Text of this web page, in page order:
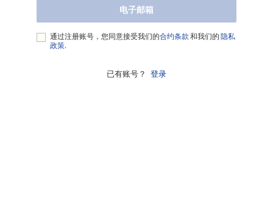
电子邮箱
通过注册账号，您同意接受我们的合约条款和我们的隐私
政策.
已有账号？ 登录